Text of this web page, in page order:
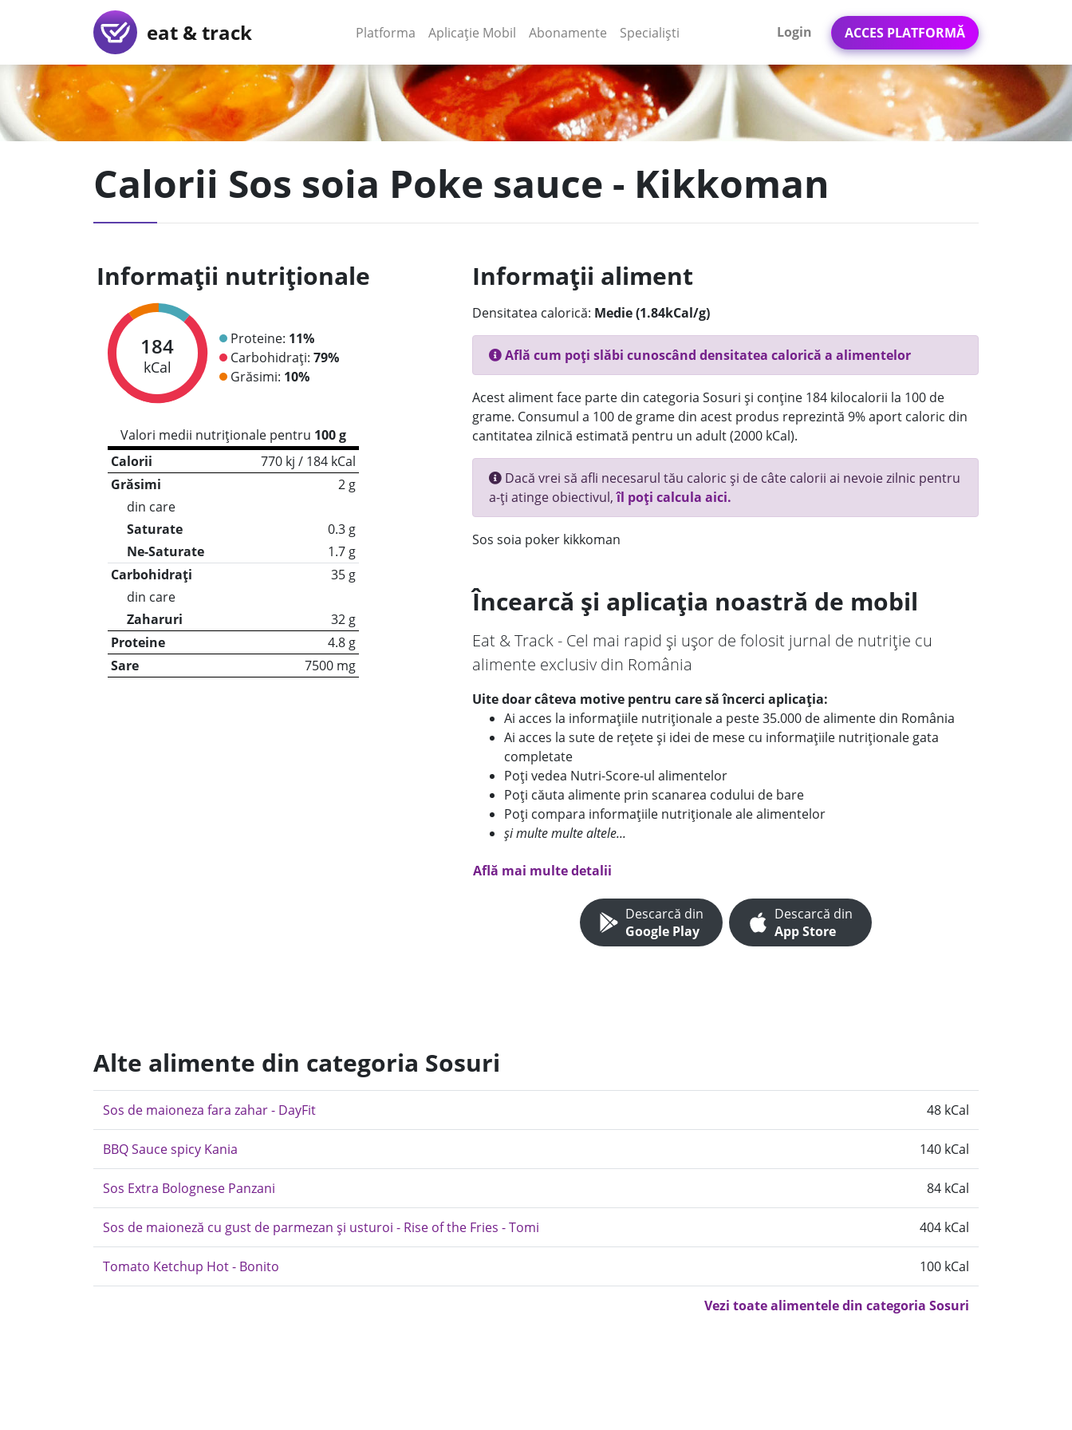
eat & track Platforma (current)
Aplicație Mobil (current)
Abonamente Specialiști Login ACCES PLATFORMĂ
Calorii Sos soia Poke sauce - Kikkoman
Informații nutriționale
184
kCal
Proteine: 11%
Carbohidrați: 79%
Grăsimi: 10%
Valori medii nutriționale pentru 100 g
Calorii
770 kj / 184 kCal
Grăsimi
2 g
din care
Saturate
0.3 g
Ne-Saturate
1.7 g
Carbohidrați
35 g
din care
Zaharuri
32 g
Proteine
4.8 g
Sare
7500 mg
Informații aliment
Densitatea calorică: Medie (1.84kCal/g)
Află cum poți slăbi cunoscând densitatea calorică a alimentelor
Acest aliment face parte din categoria Sosuri și conține 184 kilocalorii la 100 de
grame. Consumul a 100 de grame din acest produs reprezintă 9% aport caloric din
cantitatea zilnică estimată pentru un adult (2000 kCal).
Dacă vrei să afli necesarul tău caloric și de câte calorii ai nevoie zilnic pentru
a-ți atinge obiectivul,îl poți calcula aici.
Sos soia poker kikkoman
Încearcă și aplicația noastră de mobil
Eat & Track - Cel mai rapid și ușor de folosit jurnal de nutriție cu
alimente exclusiv din România
Uite doar câteva motive pentru care să încerci aplicația:
Ai acces la informațiile nutriționale a peste 35.000 de alimente din România
Ai acces la sute de rețete și idei de mese cu informațiile nutriționale gata
completate
Poți vedea Nutri-Score-ul alimentelor
Poți căuta alimente prin scanarea codului de bare
Poți compara informațiile nutriționale ale alimentelor
și multe multe altele...
Află mai multe detalii
Descarcă din
Google Play
Descarcă din
App Store
Alte alimente din categoria Sosuri
Sos de maioneza fara zahar - DayFit 48 kCal
BBQ Sauce spicy Kania 140 kCal
Sos Extra Bolognese Panzani 84 kCal
Sos de maioneză cu gust de parmezan și usturoi - Rise of the Fries - Tomi 404 kCal
Tomato Ketchup Hot - Bonito 100 kCal
Vezi toate alimentele din categoria Sosuri